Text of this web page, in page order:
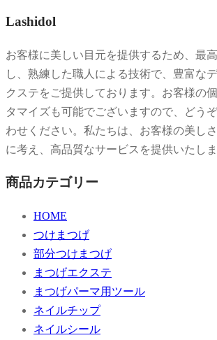
Lashidol
お客様に美しい目元を提供するため、最
し、熟練した職人による技術で、豊富な
クステをご提供しております。お客様の
タマイズも可能でございますので、どう
わせください。私たちは、お客様の美し
に考え、高品質なサービスを提供いたしま
商品カテゴリー
HOME
つけまつげ
部分つけまつげ
まつげエクステ
まつげパーマ用ツール
ネイルチップ
ネイルシール